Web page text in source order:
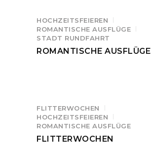
HOCHZEITSFEIEREN
ROMANTISCHE AUSFLÜGE
STADT RUNDFAHRT
ROMANTISCHE AUSFLÜGE
FLITTERWOCHEN
HOCHZEITSFEIEREN
ROMANTISCHE AUSFLÜGE
FLITTERWOCHEN